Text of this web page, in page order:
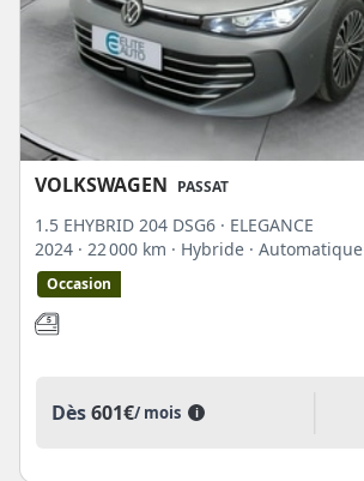
VOLKSWAGEN PASSAT
1.5 EHYBRID 204 DSG6 · ELEGANCE
2024 · 22 000 km · Hybride · Automatique
Occasion
Dès601€/ mois i